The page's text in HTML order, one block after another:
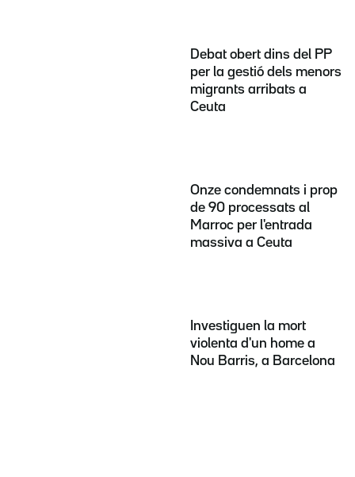
Debat obert dins del PP
per la gestió dels menors
migrants arribats a
Ceuta
Onze condemnats i prop
de 90 processats al
Marroc per l'entrada
massiva a Ceuta
Investiguen la mort
violenta d'un home a
Nou Barris, a Barcelona